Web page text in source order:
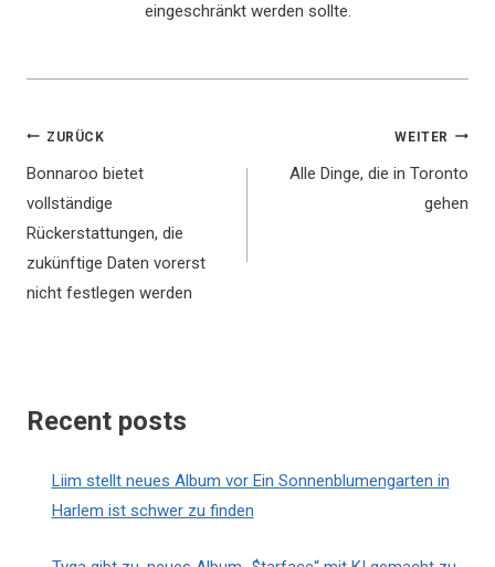
eingeschränkt werden sollte.
Beitragsnavigation
ZURÜCK
Bonnaroo bietet
vollständige
Rückerstattungen, die
zukünftige Daten vorerst
nicht festlegen werden
WEITER
Alle Dinge, die in Toronto
gehen
Recent posts
Liim stellt neues Album vor Ein Sonnenblumengarten in
Harlem ist schwer zu finden